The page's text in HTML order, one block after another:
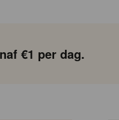
€1 per dag.